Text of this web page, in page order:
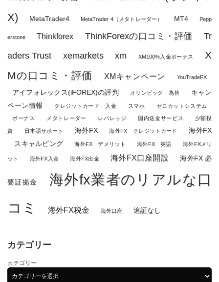
X)
MetaTrader4 MetaTrader 4（メタトレーダー） MT4 Pepp
erstone Thinkforex ThinkForexの口コミ・評価
Tr
aders Trust
xemarkets xm XM100%入金ボーナス
X
Mの口コミ・評価
XMキャンペーン YouTradeFX
アイフォレックス(iFOREX)の評判 オリンピック 為替
キャン
ペーン情報
クレジットカード 入金 スマホ ゼロカットシステム
ボーナス メタトレーダー レバレッジ 国内送金サービス 少額投
資 日本語サポート 海外FX 海外FX クレジットカード
海外FX
スキャルピング
海外FX デメリット 海外FX 英語 海外FXメリ
ット 海外FX入金 海外FX出金 海外FX口座開設 海外FX 必
要証拠金
海外fx業者のリアルな口
コミ
海外FX税金 海外口座 追証なし
カテゴリー
カテゴリー